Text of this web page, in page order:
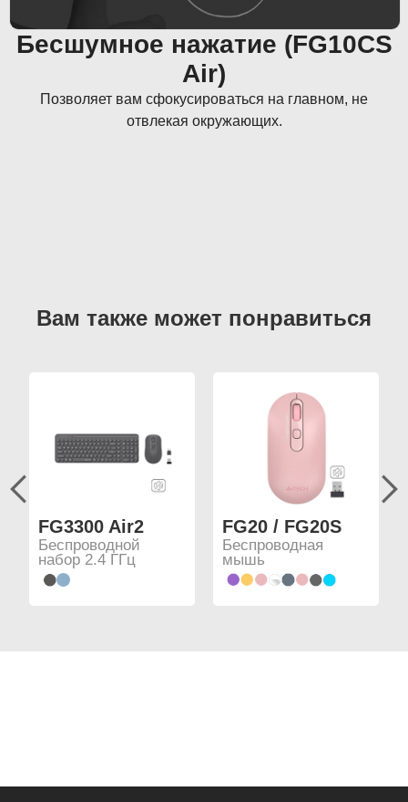
Бесшумное нажатие (FG10CS
Air)
Позволяет вам сфокусироваться на главном, не
отвлекая окружающих.
FG3300 Air2
Беспроводной
набор 2.4 ГГц
FG20 / FG20S
Беспроводная
мышь